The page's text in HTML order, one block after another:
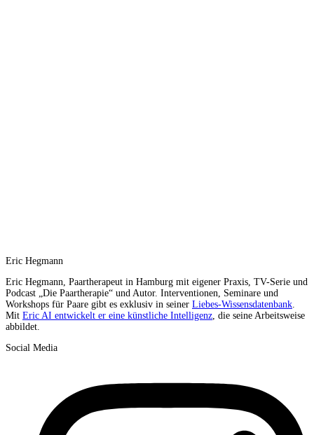
Eric Hegmann
Eric Hegmann, Paartherapeut in Hamburg mit eigener Praxis, TV-Serie und
Podcast „Die Paartherapie“ und Autor. Interventionen, Seminare und
Workshops für Paare gibt es exklusiv in seiner Liebes-Wissensdatenbank
Mit Eric AI entwickelt er eine künstliche Intelligenz , die seine Arbeitsweise
abbildet.
Social Media